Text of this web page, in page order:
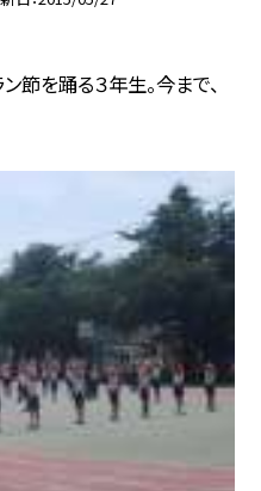
節を踊る３年生。今まで、